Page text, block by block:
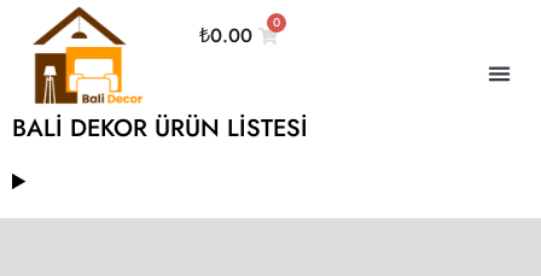
₺0.00 0
BALİ DEKOR ÜRÜN LİSTESİ